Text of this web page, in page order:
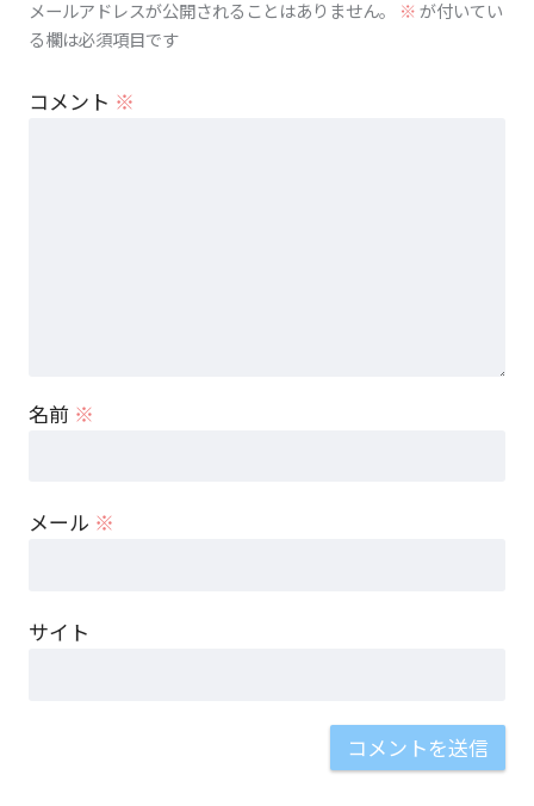
メールアドレスが公開されることはありません。 ※が付いてい
る欄は必須項目です
コメント ※
名前 ※
メール ※
サイト